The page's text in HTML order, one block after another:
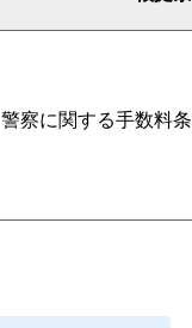
警察に関する手数料